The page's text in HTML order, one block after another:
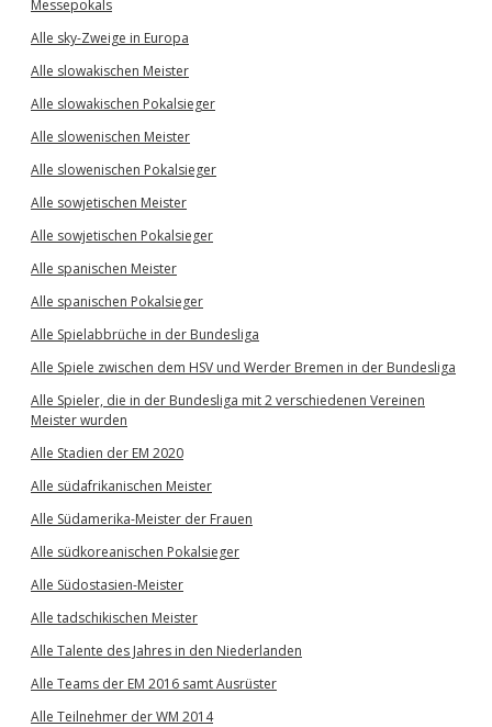
Messepokals
Alle sky-Zweige in Europa
Alle slowakischen Meister
Alle slowakischen Pokalsieger
Alle slowenischen Meister
Alle slowenischen Pokalsieger
Alle sowjetischen Meister
Alle sowjetischen Pokalsieger
Alle spanischen Meister
Alle spanischen Pokalsieger
Alle Spielabbrüche in der Bundesliga
Alle Spiele zwischen dem HSV und Werder Bremen in der Bundesliga
Alle Spieler, die in der Bundesliga mit 2 verschiedenen Vereinen
Meister wurden
Alle Stadien der EM 2020
Alle südafrikanischen Meister
Alle Südamerika-Meister der Frauen
Alle südkoreanischen Pokalsieger
Alle Südostasien-Meister
Alle tadschikischen Meister
Alle Talente des Jahres in den Niederlanden
Alle Teams der EM 2016 samt Ausrüster
Alle Teilnehmer der WM 2014